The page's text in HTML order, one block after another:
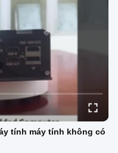
tính máy tính không có